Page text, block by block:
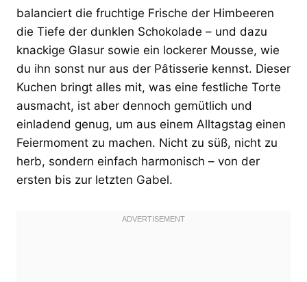
balanciert die fruchtige Frische der Himbeeren
die Tiefe der dunklen Schokolade – und dazu
knackige Glasur sowie ein lockerer Mousse, wie
du ihn sonst nur aus der Pâtisserie kennst. Dieser
Kuchen bringt alles mit, was eine festliche Torte
ausmacht, ist aber dennoch gemütlich und
einladend genug, um aus einem Alltagstag einen
Feiermoment zu machen. Nicht zu süß, nicht zu
herb, sondern einfach harmonisch – von der
ersten bis zur letzten Gabel.